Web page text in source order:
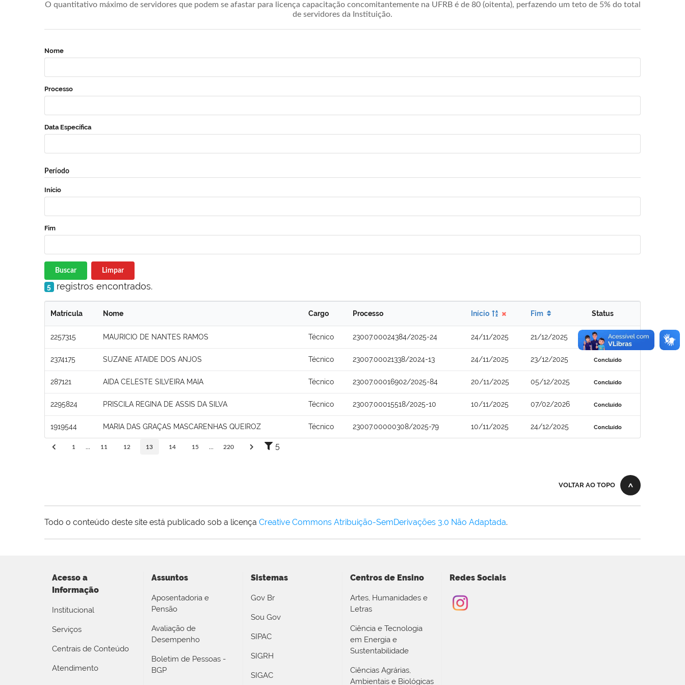
O quantitativo máximo de servidores que podem se afastar para licença capacitação concomitantemente na UFRB é de 80 (oitenta), perfazendo um teto de 5% do total
de servidores da Instituição.
Nome
Processo
Data Específica
Período
Início
Fim
Buscar Limpar
5 registros encontrados.
Matrícula Nome Cargo Processo Início Fim Status
2257315 MAURICIO DE NANTES RAMOS Técnico 23007.00024384/2025-24 24/11/2025 21/12/2025 Concluído
2374175 SUZANE ATAIDE DOS ANJOS Técnico 23007.00021338/2024-13 24/11/2025 23/12/2025 Concluído
287121 AIDA CELESTE SILVEIRA MAIA Técnico 23007.00016902/2025-84 20/11/2025 05/12/2025 Concluído
2295824 PRISCILA REGINA DE ASSIS DA SILVA Técnico 23007.00015518/2025-10 10/11/2025 07/02/2026 Concluído
1919544 MARIA DAS GRAÇAS MASCARENHAS QUEIROZ Técnico 23007.00000308/2025-79 10/11/2025 24/12/2025 Concluído
1 11 12 13 14 15 220 5
VOLTAR AO TOPO
Todo o conteúdo deste site está publicado sob a licença Creative Commons Atribuição-SemDerivações 3.0 Não Adaptada.
Acesso a
Informação
Institucional
Serviços
Centrais de Conteúdo
Atendimento
Assuntos
Aposentadoria e
Pensão
Avaliação de
Desempenho
Boletim de Pessoas -
BGP
Sistemas
Gov Br
Sou Gov
SIPAC
SIGRH
SIGAC
Centros de Ensino
Artes, Humanidades e
Letras
Ciência e Tecnologia
em Energia e
Sustentabilidade
Ciências Agrárias,
Ambientais e Biológicas
Redes Sociais